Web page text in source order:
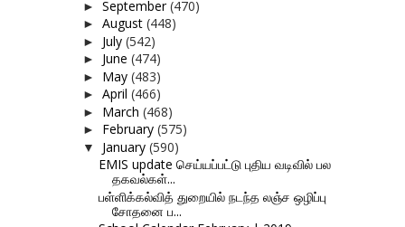
► September(470)
► August (448)
► July (542)
► June (474)
► May (483)
► April (466)
► March (468)
► February (575)
▼ January (590)
EMIS update செய்யப்பட்டு புதிய வடிவில் பல
தகவல்கள்...
பள்ளிக்கல்வித் துறையில் நடந்த லஞ்ச ஒழிப்பு
சோதனை ப...